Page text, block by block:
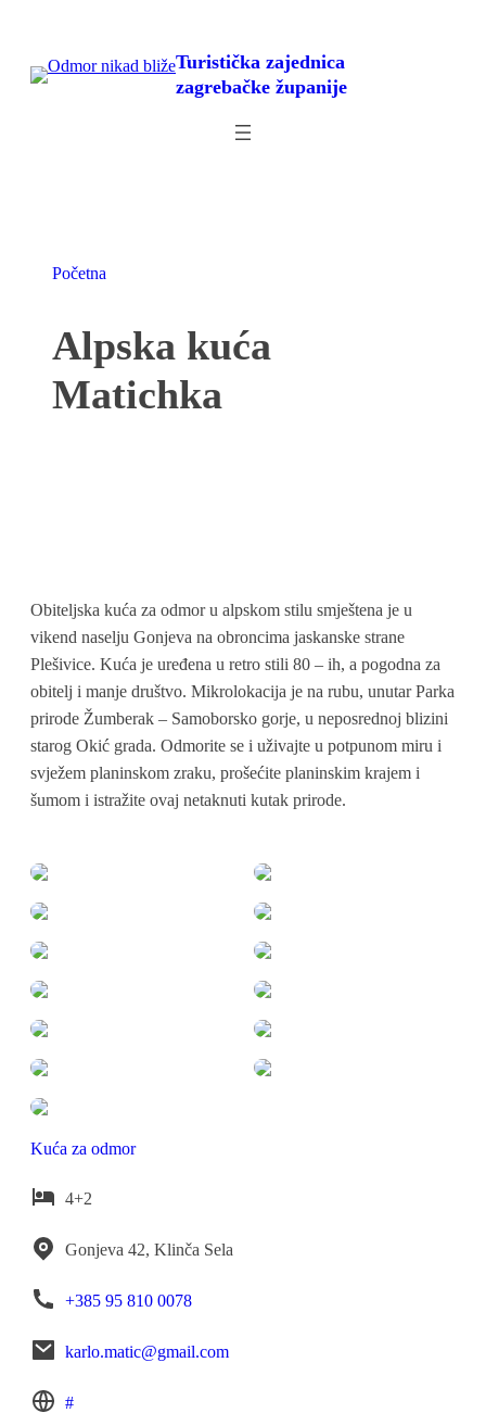
sadržaja
Turistička zajednica
zagrebačke županije
Početna
Alpska kuća
Matichka
Obiteljska kuća za odmor u alpskom stilu smještena je u
vikend naselju Gonjeva na obroncima jaskanske strane
Plešivice. Kuća je uređena u retro stili 80 – ih, a pogodna za
obitelj i manje društvo. Mikrolokacija je na rubu, unutar Parka
prirode Žumberak – Samoborsko gorje, u neposrednoj blizini
starog Okić grada. Odmorite se i uživajte u potpunom miru i
svježem planinskom zraku, prošećite planinskim krajem i
šumom i istražite ovaj netaknuti kutak prirode.
Kuća za odmor
4+2
Gonjeva 42, Klinča Sela
+385 95 810 0078
karlo.matic@gmail.com
#